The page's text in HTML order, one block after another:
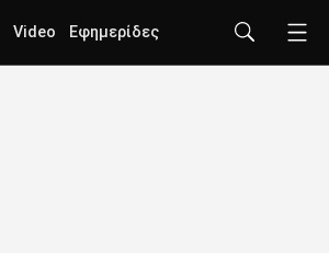
Video Εφημερίδες